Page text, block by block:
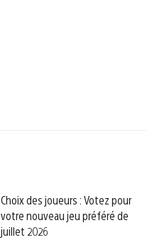
Choix des joueurs : Votez pour
votre nouveau jeu préféré de
juillet 2026